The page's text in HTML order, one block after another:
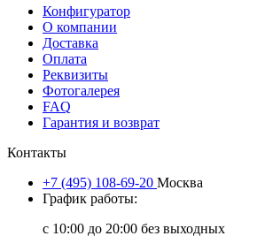
Конфигуратор
О компании
Доставка
Оплата
Реквизиты
Фотогалерея
FAQ
Гарантия и возврат
Контакты
+7 (495) 108-69-20 Москва
График работы:
с 10:00 до 20:00 без выходных